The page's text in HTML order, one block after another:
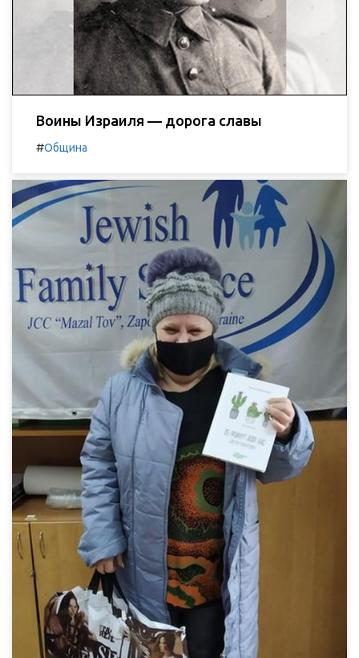
Воины Израиля — дорога славы
#Община